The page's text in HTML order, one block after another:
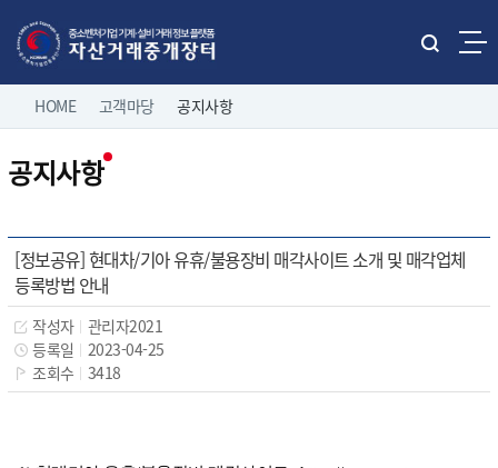
통
비
게
션
HOME 고객마당 공지사항
공지사항
[정보공유] 현대차/기아 유휴/불용장비 매각사이트 소개 및 매각업체
등록방법 안내
작성자
관리자2021
등록일
2023-04-25
조회수
3418
홈으로 로그인
직거래 매물보기
중소기업 유휴설비 매물
제조/유통업체 매물
삽니다
유관기관 매물보기
나의 거래정보
고객마당